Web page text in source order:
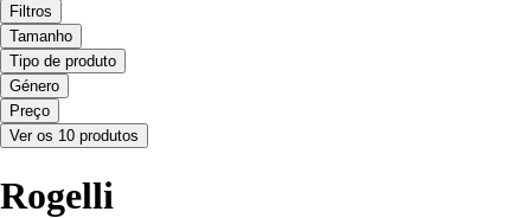
Filtros
Tamanho
Tipo de produto
Género
Preço
Ver os 10 produtos
Rogelli